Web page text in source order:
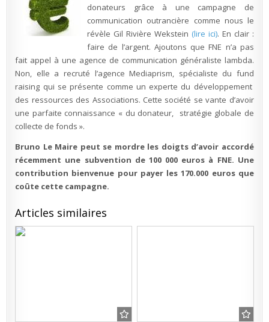
donateurs grâce à une campagne de
communication outrancière comme nous le
révèle Gil Rivière Wekstein (lire ici). En clair :
faire de l’argent. Ajoutons que FNE n’a pas
fait appel à une agence de communication généraliste lambda.
Non, elle a recruté l’agence Mediaprism, spécialiste du fund
raising qui se présente comme un experte du développement
des ressources des Associations. Cette société se vante d’avoir
une parfaite connaissance « du donateur, stratégie globale de
collecte de fonds ».
Bruno Le Maire peut se mordre les doigts d’avoir accordé
récemment une subvention de 100 000 euros à FNE. Une
contribution bienvenue pour payer les 170.000 euros que
coûte cette campagne.
Articles similaires